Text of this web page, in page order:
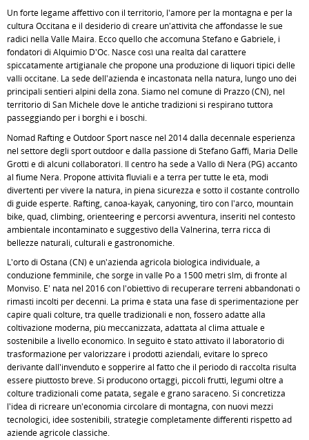
Un forte legame affettivo con il territorio, l'amore per la montagna e per la
cultura Occitana e il desiderio di creare un'attività che affondasse le sue
radici nella Valle Maira. Ecco quello che accomuna Stefano e Gabriele, i
fondatori di Alquimio D'Oc. Nasce così una realtà dal carattere
spiccatamente artigianale che propone una produzione di liquori tipici delle
valli occitane. La sede dell'azienda è incastonata nella natura, lungo uno dei
principali sentieri alpini della zona. Siamo nel comune di Prazzo (CN), nel
territorio di San Michele dove le antiche tradizioni si respirano tuttora
passeggiando per i borghi e i boschi.
Nomad Rafting e Outdoor Sport nasce nel 2014 dalla decennale esperienza
nel settore degli sport outdoor e dalla passione di Stefano Gaffi, Maria Delle
Grotti e di alcuni collaboratori. Il centro ha sede a Vallo di Nera (PG) accanto
al fiume Nera. Propone attività fluviali e a terra per tutte le età, modi
divertenti per vivere la natura, in piena sicurezza e sotto il costante controllo
di guide esperte. Rafting, canoa-kayak, canyoning, tiro con l'arco, mountain
bike, quad, climbing, orienteering e percorsi avventura, inseriti nel contesto
ambientale incontaminato e suggestivo della Valnerina, terra ricca di
bellezze naturali, culturali e gastronomiche.
L'orto di Ostana (CN) è un'azienda agricola biologica individuale, a
conduzione femminile, che sorge in valle Po a 1500 metri slm, di fronte al
Monviso. E' nata nel 2016 con l'obiettivo di recuperare terreni abbandonati o
rimasti incolti per decenni. La prima è stata una fase di sperimentazione per
capire quali colture, tra quelle tradizionali e non, fossero adatte alla
coltivazione moderna, più meccanizzata, adattata al clima attuale e
sostenibile a livello economico. In seguito è stato attivato il laboratorio di
trasformazione per valorizzare i prodotti aziendali, evitare lo spreco
derivante dall'invenduto e sopperire al fatto che il periodo di raccolta risulta
essere piuttosto breve. Si producono ortaggi, piccoli frutti, legumi oltre a
colture tradizionali come patata, segale e grano saraceno. Si concretizza
l'idea di ricreare un'economia circolare di montagna, con nuovi mezzi
tecnologici, idee sostenibili, strategie completamente differenti rispetto ad
aziende agricole classiche.